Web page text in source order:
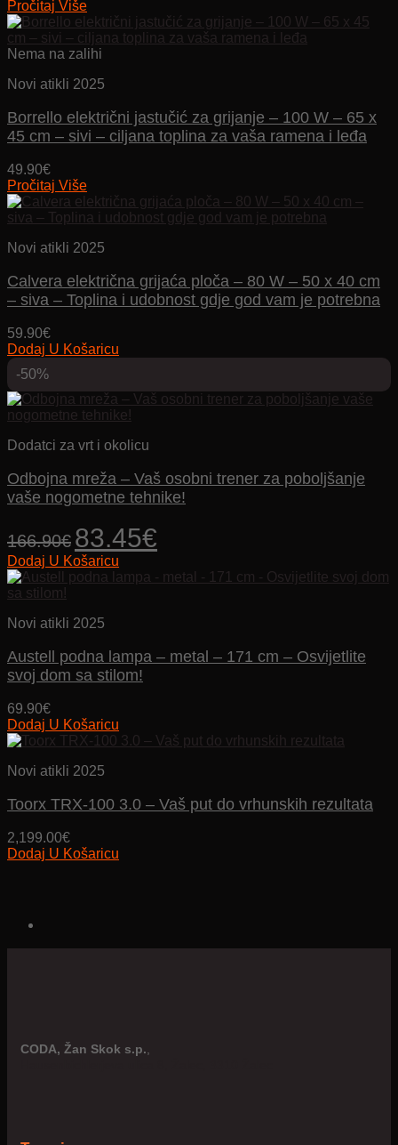
Pročitaj Više
Nema na zalihi
Novi atikli 2025
Borrello električni jastučić za grijanje – 100 W – 65 x
45 cm – sivi – ciljana toplina za vaša ramena i leđa
49.90€
Pročitaj Više
Novi atikli 2025
Calvera električna grijaća ploča – 80 W – 50 x 40 cm
– siva – Toplina i udobnost gdje god vam je potrebna
59.90€
Dodaj U Košaricu
-50%
Dodatci za vrt i okolicu
Odbojna mreža – Vaš osobni trener za poboljšanje
vaše nogometne tehnike!
166.90€
Izvorna
cijena
bila
je:
83.45€cijena
83.45€.
Dodaj U Košaricu
Novi atikli 2025
Austell podna lampa – metal – 171 cm – Osvijetlite
svoj dom sa stilom!
69.90€
Dodaj U Košaricu
Novi atikli 2025
Toorx TRX-100 3.0 – Vaš put do vrhunskih rezultata
2,199.00€
Dodaj U Košaricu
CODA, Žan Skok s.p.